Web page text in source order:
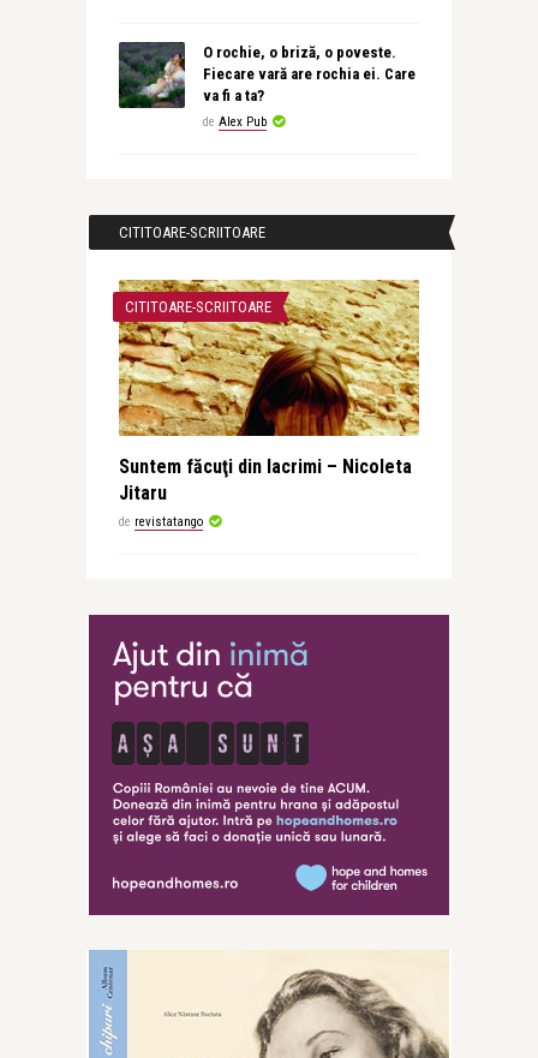
O rochie, o briză, o poveste.
Fiecare vară are rochia ei. Care
va fi a ta?
de Alex Pub
CITITOARE-SCRIITOARE
CITITOARE-SCRIITOARE
Suntem făcuţi din lacrimi – Nicoleta
Jitaru
de revistatango